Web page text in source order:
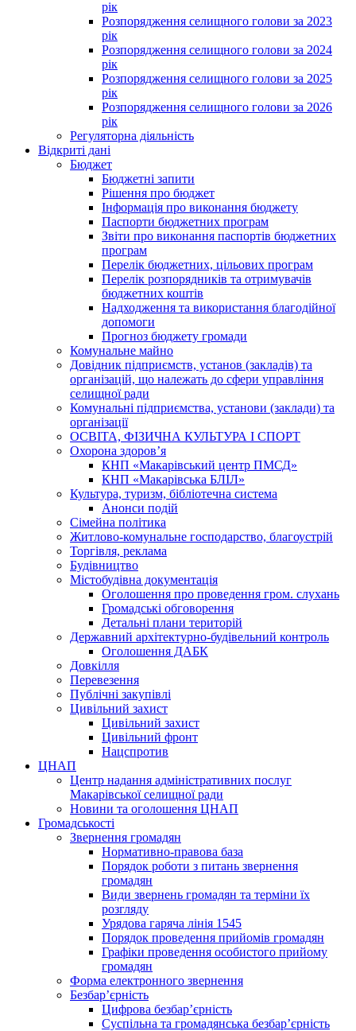
рік
Розпорядження селищного голови за 2023
рік
Розпорядження селищного голови за 2024
рік
Розпорядження селищного голови за 2025
рік
Розпорядження селищного голови за 2026
рік
Регуляторна діяльність
Відкриті дані
Бюджет
Бюджетні запити
Рішення про бюджет
Інформація про виконання бюджету
Паспорти бюджетних програм
Звіти про виконання паспортів бюджетних
програм
Перелік бюджетних, цільових програм
Перелік розпорядників та отримувачів
бюджетних коштів
Надходження та використання благодійної
допомоги
Прогноз бюджету громади
Комунальне майно
Довідник підприємств, установ (закладів) та
організацій, що належать до сфери управління
селищної ради
Комунальні підприємства, установи (заклади) та
організації
ОСВІТА, ФІЗИЧНА КУЛЬТУРА І СПОРТ
Охорона здоров’я
КНП «Макарівський центр ПМСД»
КНП «Макарівська БЛІЛ»
Культура, туризм, бібліотечна система
Анонси подій
Сімейна політика
Житлово-комунальне господарство, благоустрій
Торгівля, реклама
Будівництво
Містобудівна документація
Оголошення про проведення гром. слухань
Громадські обговорення
Детальні плани територій
Державний архітектурно-будівельний контроль
Оголошення ДАБК
Довкілля
Перевезення
Публічні закупівлі
Цивільний захист
Цивільний захист
Цивільний фронт
Нацспротив
ЦНАП
Центр надання адміністративних послуг
Макарівської селищної ради
Новини та оголошення ЦНАП
Громадськості
Звернення громадян
Нормативно-правова база
Порядок роботи з питань звернення
громадян
Види звернень громадян та терміни їх
розгляду
Урядова гаряча лінія 1545
Порядок проведення прийомів громадян
Графіки проведення особистого прийому
громадян
Форма електронного звернення
Безбар’єрність
Цифрова безбар’єрність
Суспільна та громадянська безбар’єрність